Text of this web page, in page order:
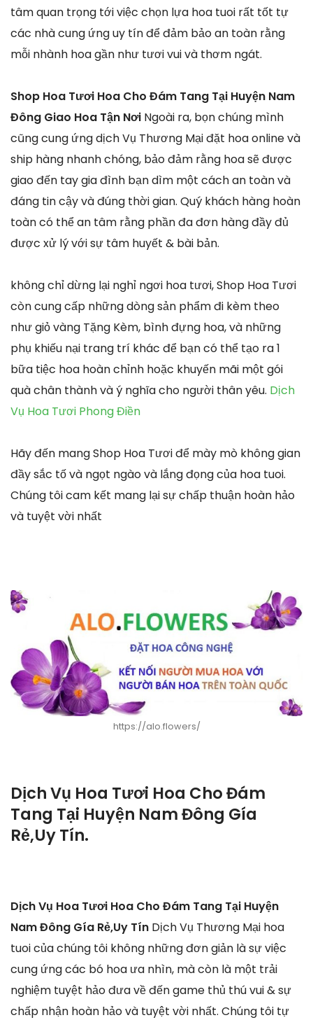
tâm quan trọng tới việc chọn lựa hoa tuoi rất tốt tự
các nhà cung ứng uy tín để đảm bảo an toàn rằng
mỗi nhành hoa gần như tươi vui và thơm ngát.
Shop Hoa Tươi Hoa Cho Đám Tang Tại Huyện Nam
Đông Giao Hoa Tận Nơi Ngoài ra, bọn chúng mình
cũng cung ứng dịch Vụ Thương Mại đặt hoa online và
ship hàng nhanh chóng, bảo đảm rằng hoa sẽ được
giao đến tay gia đình bạn dìm một cách an toàn và
đáng tin cậy và đúng thời gian. Quý khách hàng hoàn
toàn có thể an tâm rằng phần đa đơn hàng đầy đủ
được xử lý với sự tâm huyết & bài bản.
không chỉ dừng lại nghỉ ngơi hoa tươi, Shop Hoa Tươi
còn cung cấp những dòng sản phẩm đi kèm theo
như giỏ vàng Tặng Kèm, bình đựng hoa, và những
phụ khiếu nại trang trí khác để bạn có thể tạo ra 1
bữa tiệc hoa hoàn chỉnh hoặc khuyến mãi một gói
quà chân thành và ý nghĩa cho người thân yêu. Dịch
Vụ Hoa Tươi Phong Điền
Hãy đến mang Shop Hoa Tươi để mày mò không gian
đầy sắc tố và ngọt ngào và lắng đọng của hoa tuoi.
Chúng tôi cam kết mang lại sự chấp thuận hoàn hảo
và tuyệt vời nhất
https://alo.flowers/
Dịch Vụ Hoa Tươi Hoa Cho Đám
Tang Tại Huyện Nam Đông Gía
Rẻ,Uy Tín.
Dịch Vụ Hoa Tươi Hoa Cho Đám Tang Tại Huyện
Nam Đông Gía Rẻ,Uy Tín Dịch Vụ Thương Mại hoa
tuoi của chúng tôi không những đơn giản là sự việc
cung ứng các bó hoa ưa nhìn, mà còn là một trải
nghiệm tuyệt hảo đưa về đến game thủ thú vui & sự
chấp nhận hoàn hảo và tuyệt vời nhất. Chúng tôi tự